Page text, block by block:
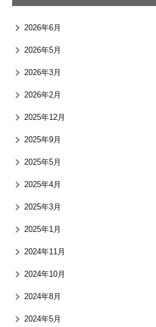
2026年6月
2026年5月
2026年3月
2026年2月
2025年12月
2025年9月
2025年5月
2025年4月
2025年3月
2025年1月
2024年11月
2024年10月
2024年8月
2024年5月